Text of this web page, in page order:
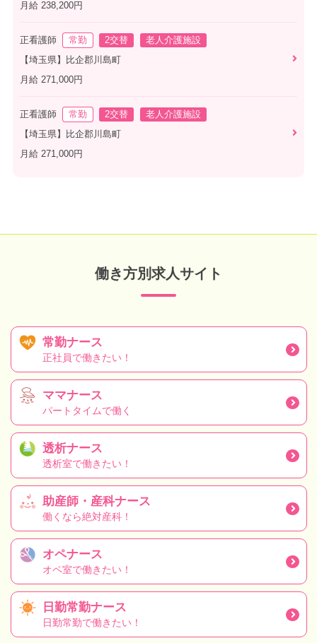
月給 238,200円
正看護師 常勤 2交替
老人介護施設
【埼玉県】比企郡川島町
月給 271,000円
正看護師 常勤 2交替
老人介護施設
【埼玉県】比企郡川島町
月給 271,000円
働き方別求人サイト
常勤ナース
正社員で働きたい！
ママナース
パートタイムで働く
透析ナース
透析室で働きたい！
助産師・産科ナース
働くなら絶対産科！
オペナース
オペ室で働きたい！
日勤常勤ナース
日勤常勤で働きたい！